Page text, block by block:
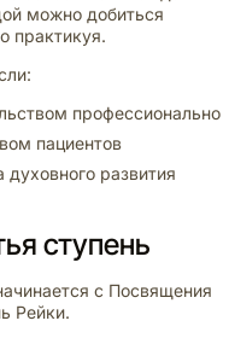
можно добиться
практикуя.
профессионально
пациентов
развития
ступень
с Посвящения
Рейки.